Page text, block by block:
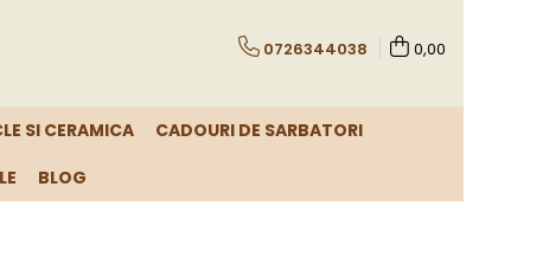
0726344038 0,00
SI CERAMICA
CADOURI DE SARBATORI
BLOG